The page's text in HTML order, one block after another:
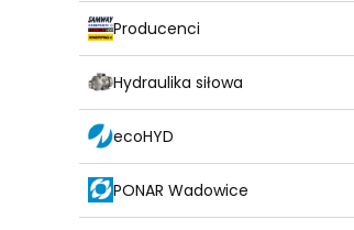
Producenci
Hydraulika siłowa
ecoHYD
PONAR Wadowice